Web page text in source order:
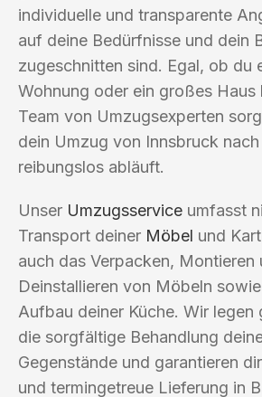
individuelle und transparente
auf deine Bedürfnisse und dein
zugeschnitten sind. Egal, ob du
Wohnung oder ein großes Haus
Team von Umzugsexperten
dein Umzug von Innsbruck
reibungslos abläuft.
Unser Umzugsservice umfasst
Transport deiner Möbel und
auch das Verpacken, Montieren
Deinstallieren von Möbeln
Aufbau deiner Küche. Wir legen
die sorgfältige Behandlung
Gegenstände und garantieren
und termingetreue Lieferung in